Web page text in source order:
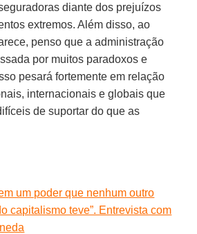
diante dos prejuízos
extremos. Além disso, ao
penso que a administração
por muitos paradoxos e
pesará fortemente em relação
internacionais e globais que
de suportar do que as
um poder que nenhum outro
capitalismo teve”. Entrevista com